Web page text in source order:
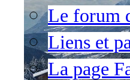
Le forum
Liens et
La page